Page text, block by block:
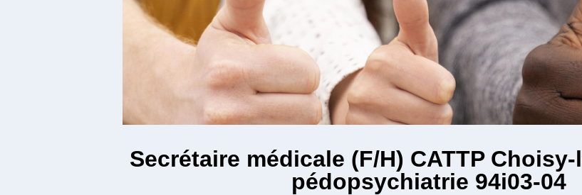
Secrétaire médicale (F/H) CATTP
pédopsychiatrie 94i03-04